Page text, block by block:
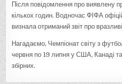
Після повідомлення про виявлену
кількох годин. Водночас ФІФА
визнала отриманий звіт про
Нагадаємо, Чемпіонат світу з
червня по 19 липня у США, Канаді
збірних.